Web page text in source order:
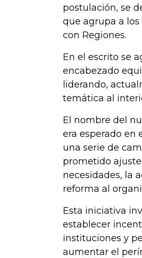
postulación, se
que agrupa a
con Regiones.
En el escrito se
encabezado
liderando,
temática al
El nombre del
era esperado en
una serie de
prometido
necesidades, la
reforma al
Esta iniciativa
establecer
instituciones y
aumentar el